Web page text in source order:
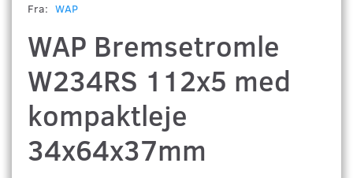
Fra: WAP
WAP Bremsetromle
W234RS 112x5 med
kompaktleje
34x64x37mm